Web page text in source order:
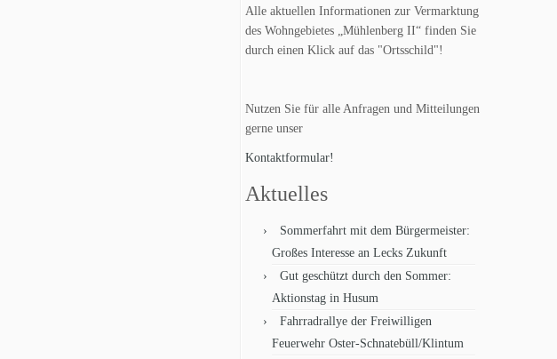
Alle aktuellen Informationen zur Vermarktung
des Wohngebietes „Mühlenberg II“ finden Sie
durch einen Klick auf das "Ortsschild"!
Nutzen Sie für alle Anfragen und Mitteilungen
gerne unser
Kontaktformular!
Aktuelles
Sommerfahrt mit dem Bürgermeister:
Großes Interesse an Lecks Zukunft
Gut geschützt durch den Sommer:
Aktionstag in Husum
Fahrradrallye der Freiwilligen
Feuerwehr Oster-Schnatebüll/Klintum